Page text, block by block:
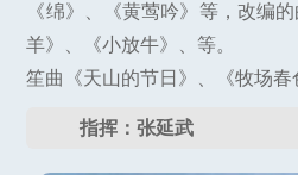
《绵》、《黄莺吟》等，改编
羊》、《小放牛》、等。
笙曲《天山的节日》、《牧场春
指挥：张延武